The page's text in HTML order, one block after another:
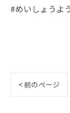
#めいしょうよ
< 前のページ